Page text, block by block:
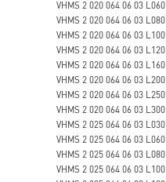
VHMS 2 020 064 06 03 L060
VHMS 2 020 064 06 03 L080
VHMS 2 020 064 06 03 L100
VHMS 2 020 064 06 03 L120
VHMS 2 020 064 06 03 L160
VHMS 2 020 064 06 03 L200
VHMS 2 020 064 06 03 L250
VHMS 2 020 064 06 03 L300
VHMS 2 025 064 06 03 L030
VHMS 2 025 064 06 03 L060
VHMS 2 025 064 06 03 L080
VHMS 2 025 064 06 03 L100